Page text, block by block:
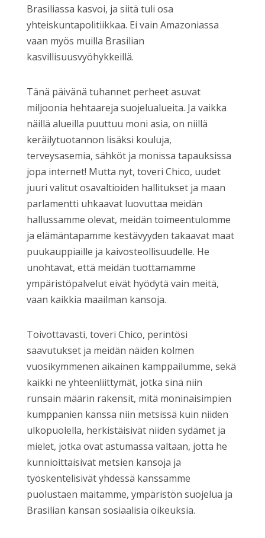
Brasiliassa kasvoi, ja siitä tuli osa
yhteiskuntapolitiikkaa. Ei vain Amazoniassa
vaan myös muilla Brasilian
kasvillisuusvyöhykkeillä.
Tänä päivänä tuhannet perheet asuvat
miljoonia hehtaareja suojelualueita. Ja vaikka
näillä alueilla puuttuu moni asia, on niillä
keräilytuotannon lisäksi kouluja,
terveysasemia, sähköt ja monissa tapauksissa
jopa internet! Mutta nyt, toveri Chico, uudet
juuri valitut osavaltioiden hallitukset ja maan
parlamentti uhkaavat luovuttaa meidän
hallussamme olevat, meidän toimeentulomme
ja elämäntapamme kestävyyden takaavat maat
puukauppiaille ja kaivosteollisuudelle. He
unohtavat, että meidän tuottamamme
ympäristöpalvelut eivät hyödytä vain meitä,
vaan kaikkia maailman kansoja.
Toivottavasti, toveri Chico, perintösi
saavutukset ja meidän näiden kolmen
vuosikymmenen aikainen kamppailumme, sekä
kaikki ne yhteenliittymät, jotka sinä niin
runsain määrin rakensit, mitä moninaisimpien
kumppanien kanssa niin metsissä kuin niiden
ulkopuolella, herkistäisivät niiden sydämet ja
mielet, jotka ovat astumassa valtaan, jotta he
kunnioittaisivat metsien kansoja ja
työskentelisivät yhdessä kanssamme
puolustaen maitamme, ympäristön suojelua ja
Brasilian kansan sosiaalisia oikeuksia.